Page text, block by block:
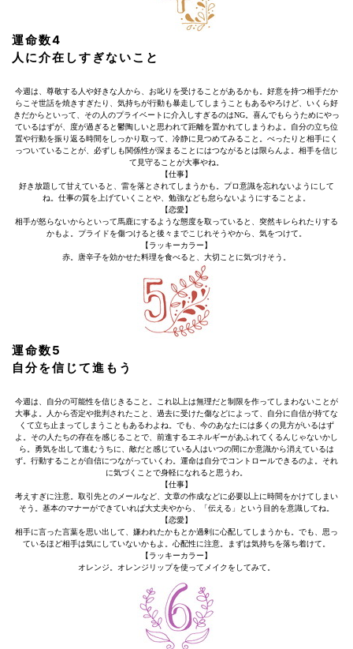
運命数4
人に介在しすぎないこと
今週は、尊敬する人や好きな人から、お叱りを受けることがあるかも。好意を持つ相手だか
らこそ世話を焼きすぎたり、気持ちが行動も暴走してしまうこともあるやろけど、いくら好
きだからといって、その人のプライベートに介入しすぎるのはNG。喜んでもらうためにやっ
ているはずが、度が過ぎると鬱陶しいと思われて距離を置かれてしまうわよ。自分の立ち位
置や行動を振り返る時間をしっかり取って、冷静に見つめてみること。べったりと相手にく
っついていることが、必ずしも関係性が深まることにはつながるとは限らんよ。相手を信じ
て見守ることが大事やね。
【仕事】
好き放題して甘えていると、雷を落とされてしまうかも。プロ意識を忘れないようにして
ね。仕事の質を上げていくことや、勉強なども怠らないようにすることよ。
【恋愛】
相手が怒らないからといって馬鹿にするような態度を取っていると、突然キレられたりする
かもよ。プライドを傷つけると後々までこじれそうやから、気をつけて。
【ラッキーカラー】
赤。唐辛子を効かせた料理を食べると、大切ことに気づけそう。
運命数5
自分を信じて進もう
今週は、自分の可能性を信じきること。これ以上は無理だと制限を作ってしまわないことが
大事よ。人から否定や批判されたこと、過去に受けた傷などによって、自分に自信が持てな
くて立ち止まってしまうこともあるわよね。でも、今のあなたには多くの見方がいるはず
よ。その人たちの存在を感じることで、前進するエネルギーがあふれてくるんじゃないかし
ら。勇気を出して進むうちに、敵だと感じている人はいつの間にか意識から消えているは
ず。行動することが自信につながっていくわ。運命は自分でコントロールできるのよ。それ
に気づくことで身軽になれると思うわ。
【仕事】
考えすぎに注意。取引先とのメールなど、文章の作成などに必要以上に時間をかけてしまい
そう。基本のマナーができていれば大丈夫やから、「伝える」という目的を意識してね。
【恋愛】
相手に言った言葉を思い出して、嫌われたかもとか過剰に心配してしまうかも。でも、思っ
ているほど相手は気にしていないかもよ。心配性に注意。まずは気持ちを落ち着けて。
【ラッキーカラー】
オレンジ。オレンジリップを使ってメイクをしてみて。